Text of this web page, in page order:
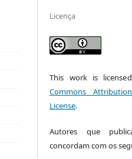
Licença
This work is
Commons
License.
Autores que
concordam com os